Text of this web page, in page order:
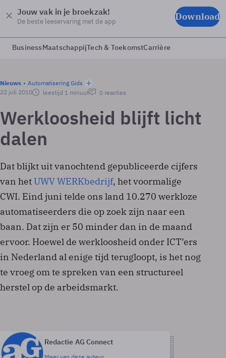
Jouw vak in je broekzak!
De beste leeservaring met de app Download
BusinessMaatschappijTech & ToekomstCarrière
Nieuws
Automatisering Gids
22 juli 2010
leestijd 1 minuut 0 reacties
Werkloosheid blijft licht
dalen
Dat blijkt uit vanochtend gepubliceerde cijfers
van hetUWV WERKbedrijf, het voormalige
CWI. Eind juni telde ons land 10.270 werkloze
automatiseerders die op zoek zijn naar een
baan. Dat zijn er 50 minder dan in de maand
ervoor. Hoewel de werkloosheid onder ICT’ers
in Nederland al enige tijd terugloopt, is het nog
te vroeg om te spreken van een structureel
herstel op de arbeidsmarkt.
Redactie AG Connect